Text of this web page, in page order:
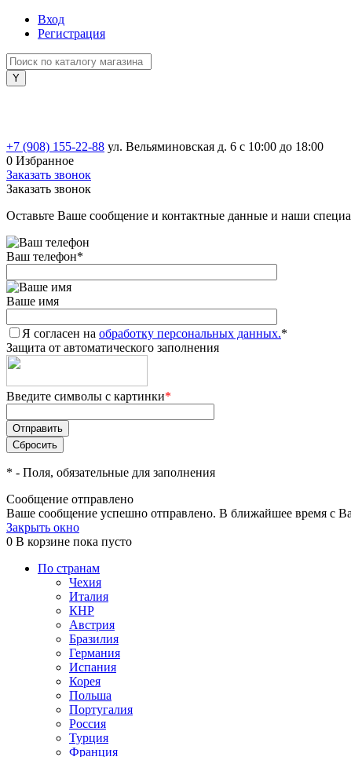
Вход
Регистрация
+7 (908) 155-22-88 ул. Вельяминовская д. 6 с 10:00 до 18:00
0 Избранное
Заказать звонок
Заказать звонок
Оставьте Ваше сообщение и контактные данные и наши
Ваш телефон*
Ваше имя
Я согласен на обработку персональных данных.*
Защита от автоматического заполнения
Введите символы с картинки*
* - Поля, обязательные для заполнения
Сообщение отправлено
Ваше сообщение успешно отправлено. В ближайшее время с
Закрыть окно
0 В корзине пока пусто
По странам
Чехия
Италия
КНР
Австрия
Бразилия
Германия
Испания
Корея
Польша
Португалия
Россия
Турция
Франция